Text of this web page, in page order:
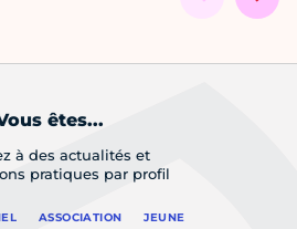
êtes...
à des actualités et
pratiques par profil
ASSOCIATION JEUNE